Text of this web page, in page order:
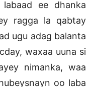
ee dhanka
ragga la qabtay
ugu adag balanta
waxaa uuna si
nimanka, waa
oo laba